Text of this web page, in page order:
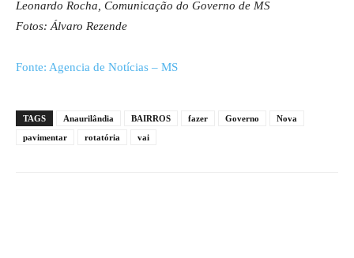
Leonardo Rocha, Comunicação do Governo de MS
Fotos: Álvaro Rezende
Fonte: Agencia de Notícias – MS
TAGS Anaurilândia BAIRROS fazer Governo
Nova
pavimentar
rotatória vai